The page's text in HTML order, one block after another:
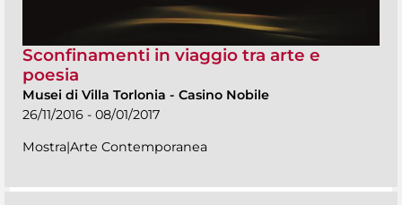
Sconfinamenti in viaggio tra arte e
poesia
Musei di Villa Torlonia - Casino Nobile
26/11/2016 - 08/01/2017
Mostra|Arte Contemporanea